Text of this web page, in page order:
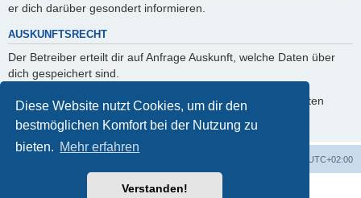
Diese Website nutzt Cookies, um dir den
bestmöglichen Komfort bei der Nutzung zu
bieten. Mehr erfahren
Verstanden!
er dich darüber gesondert informieren.
AUSKUNFTSRECHT
Der Betreiber erteilt dir auf Anfrage Auskunft, welche Daten über
dich gespeichert sind.
Du kannst jederzeit die Löschung bzw. Sperrung deiner Daten
verlangen. Kontaktiere hierzu bitte den Betreiber.
UTC+02:00
Powered byphpBB® Forum Software © phpBB Limited